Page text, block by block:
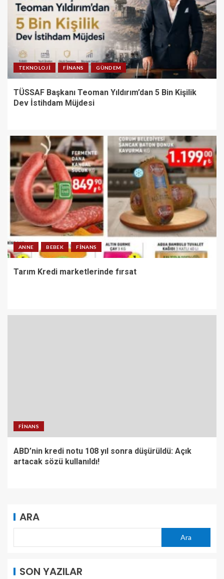
TEKNOLOJI FINANS GÜNDEM
TÜSSAF Başkanı Teoman Yıldırım’dan 5 Bin Kişilik
Dev İstihdam Müjdesi
ANNE BEBEK FINANS
Tarım Kredi marketlerinde fırsat
FINANS
ABD’nin kredi notu 108 yıl sonra düşürüldü: Açık
artacak sözü kullanıldı!
ARA
Ara
SON YAZILAR